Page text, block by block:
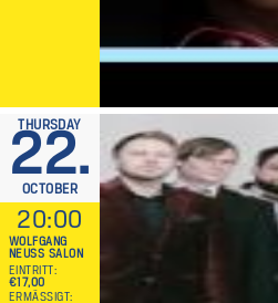
THURSDAY
22.
OCTOBER
20:00
WOLFGANG
NEUSS SALON
EINTRITT
€17,00
ERMÄSSIGT